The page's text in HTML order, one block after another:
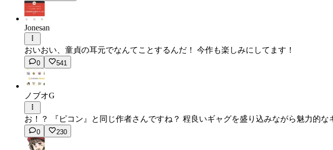
Jonesan
おいおい、童貞の耳元でなんてことするんだ！ 今作も楽しみにしてます！
0 541
ノブオG
お！？ 『ピコン』と同じ作者さんですね？ 程良いギャグを盛り込みながら魅力的
0 230